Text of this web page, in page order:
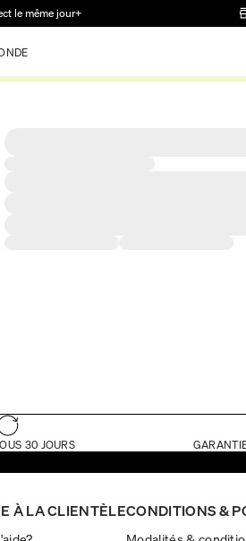
le même jour+
30 JOURS
À LA CLIENTÈLECONDITIONS &